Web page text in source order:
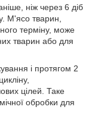
ніж через 6 діб
М'ясо тварин,
терміну, може
тварин або для
і протягом 2
цілей. Таке
обробки для